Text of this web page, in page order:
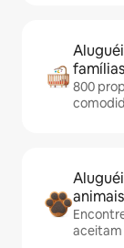
famílias
800
aceitam